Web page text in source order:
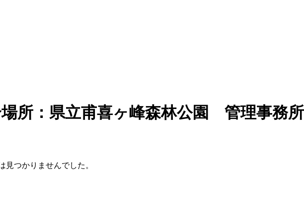
所：県立甫喜ヶ峰森林公園 管理事務
見つかりませんでした。